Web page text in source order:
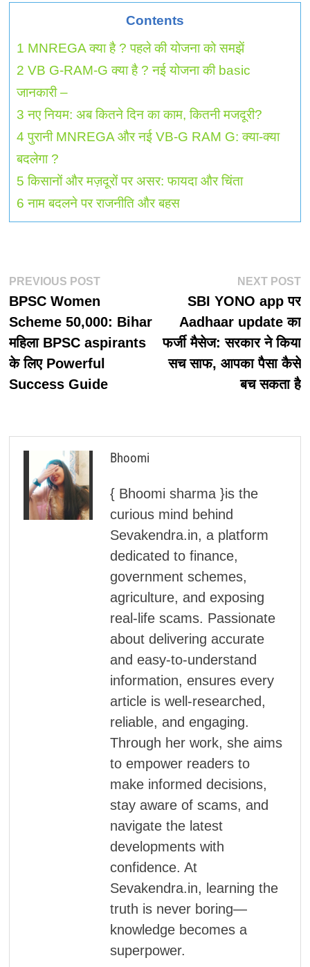
Contents
1 MNREGA क्या है ? पहले की योजना को समझें
2 VB G-RAM-G क्या है ? नई योजना की basic
जानकारी –
3 नए नियम: अब कितने दिन का काम, कितनी मजदूरी?
4 पुरानी MNREGA और नई VB-G RAM G: क्या-क्या
बदलेगा ?
5 किसानों और मज़दूरों पर असर: फायदा और चिंता
6 नाम बदलने पर राजनीति और बहस
पोस्ट
नेविगेशन
PREVIOUS POSTPrevious
post:
BPSC Women
Scheme 50,000: Bihar
महिला BPSC aspirants
के लिए Powerful
Success Guide
NEXT POST
SBI YONO app पर
Aadhaar update का
फर्जी मैसेज: सरकार ने किया
सच साफ, आपका पैसा कैसे
बच सकता है
Bhoomi
{ Bhoomi sharma }is the
curious mind behind
Sevakendra.in, a platform
dedicated to finance,
government schemes,
agriculture, and exposing
real-life scams. Passionate
about delivering accurate
and easy-to-understand
information, ensures every
article is well-researched,
reliable, and engaging.
Through her work, she aims
to empower readers to
make informed decisions,
stay aware of scams, and
navigate the latest
developments with
confidence. At
Sevakendra.in, learning the
truth is never boring—
knowledge becomes a
superpower.